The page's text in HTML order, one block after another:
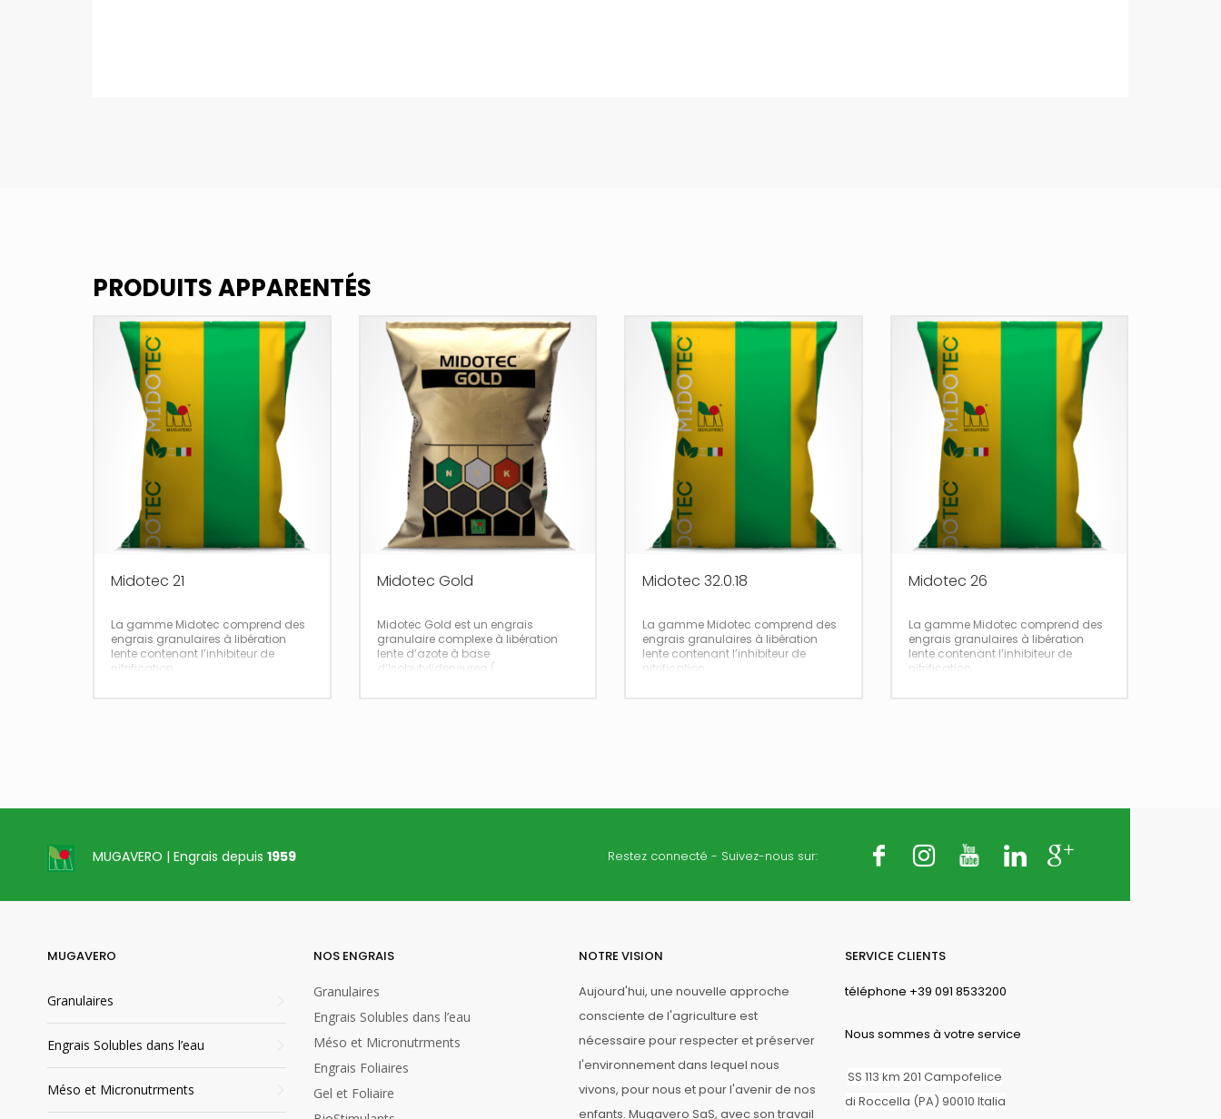
PRODUITS APPARENTÉS
Midotec 21
La gamme Midotec comprend des
engrais granulaires à libération
lente contenant l’inhibiteur de
nitrification
Midotec Gold
Midotec Gold est un engrais
granulaire complexe à libération
lente d’azote à base
d’Isobutylideneurea (
25 kg
Midotec 32.0.18
La gamme Midotec comprend des
engrais granulaires à libération
lente contenant l’inhibiteur de
nitrification
Midotec 26
La gamme Midotec comprend des
engrais granulaires à libération
lente contenant l’inhibiteur de
nitrification
MUGAVERO | Engrais depuis 1959 Restez connecté - Suivez-nous sur:
MUGAVERO
Granulaires
Engrais Solubles dans l’eau
Méso et Micronutrments
NOS ENGRAIS
Granulaires
Engrais Solubles dans l’eau
Méso et Micronutrments
Engrais Foliaires
Gel et Foliaire
NOTRE VISION
Aujourd'hui, une nouvelle approche
consciente de l'agriculture est
nécessaire pour respecter et préserver
l'environnement dans lequel nous
vivons, pour nous et pour l'avenir de nos
enfants. Mugavero SaS, avec son travail
SERVICE CLIENTS
téléphone +39 091 8533200
Nous sommes à votre service
SS 113 km 201 Campofelice
di Roccella (PA) 90010 Italia